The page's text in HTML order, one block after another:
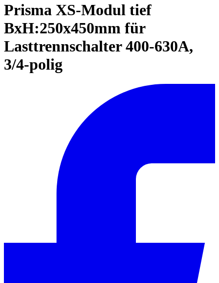
Prisma XS-Modul tief
BxH:250x450mm für
Lasttrennschalter 400-630A,
3/4-polig